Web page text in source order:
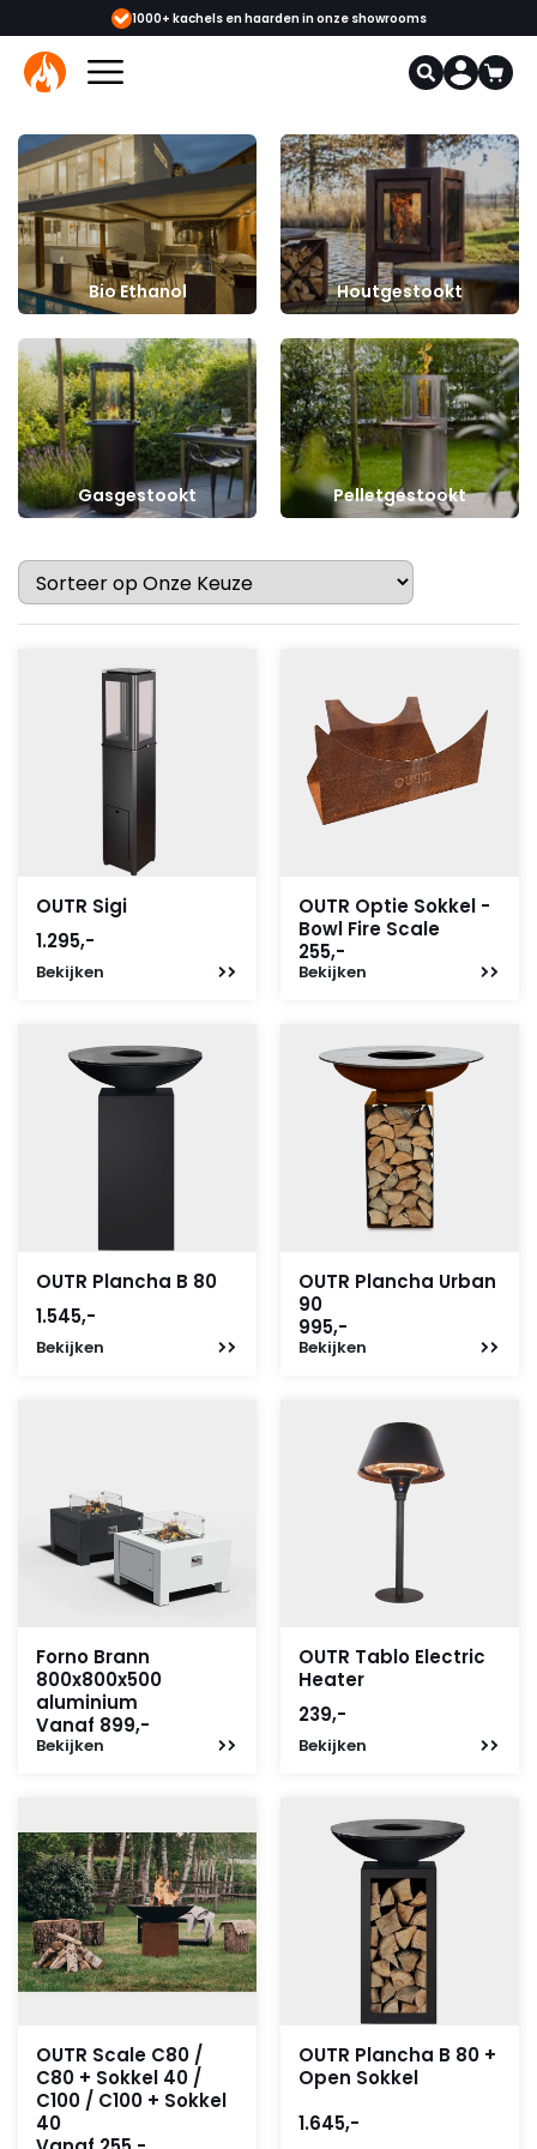
1000+ kachels en haarden in onze showrooms
Bio Ethanol Houtgestookt
Gasgestookt Pelletgestookt
OUTR Sigi
1.295,-
Bekijken
OUTR Optie Sokkel -
Bowl Fire Scale
255,-
Bekijken
OUTR Plancha B 80
1.545,-
Bekijken
OUTR Plancha Urban
90
995,-
Bekijken
Forno Brann
800x800x500
aluminium
Vanaf 899,-
Bekijken
OUTR Tablo Electric
Heater
239,-
Bekijken
OUTR Scale C80 /
C80 + Sokkel 40 /
C100 / C100 + Sokkel
40
OUTR Plancha B 80 +
Open Sokkel
1.645,-